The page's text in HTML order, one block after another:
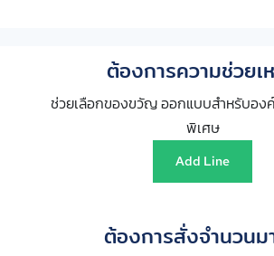
ต้องการความช่วยเ
ช่วยเลือกของขวัญ ออกแบบสำหรับอง
พิเศษ
Add Line
ต้องการสั่งจำนวนม